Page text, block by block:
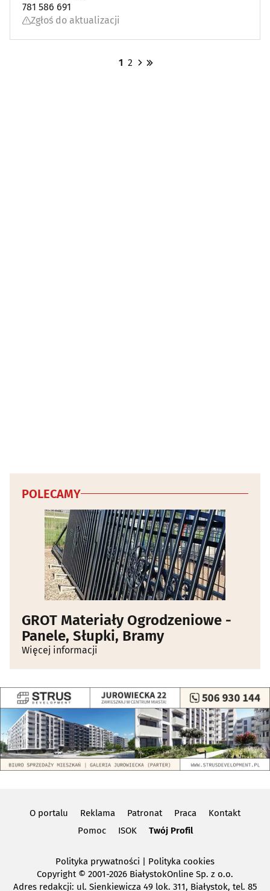
781 586 691
Zgłoś do aktualizacji
1 2
POLECAMY
GROT Materiały Ogrodzeniowe -
Panele, Słupki, Bramy
Więcej informacji
O portalu Reklama Patronat Praca
Kontakt
Pomoc
ISOK Twój Profil
Polityka prywatności | Polityka cookies
Copyright© 2001-2026 BiałystokOnline Sp. z o.o.
Adres redakcji: ul. Sienkiewicza 49 lok. 311, Białystok, tel. 85